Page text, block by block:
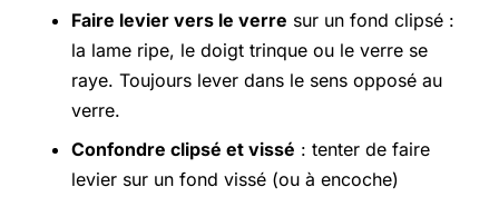
Faire levier vers le verre sur un fond clipsé :
la lame ripe, le doigt trinque ou le verre se
raye. Toujours lever dans le sens opposé au
verre.
Confondre clipsé et vissé : tenter de faire
levier sur un fond vissé (ou à encoche)